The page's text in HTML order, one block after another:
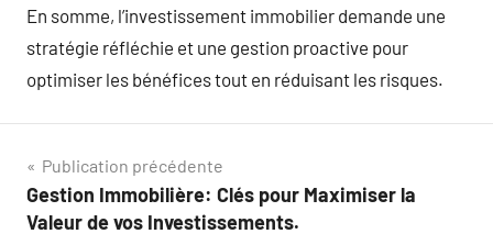
En somme, l’investissement immobilier demande une
stratégie réfléchie et une gestion proactive pour
optimiser les bénéfices tout en réduisant les risques.
Navigation
de
Publication précédente
Gestion Immobilière: Clés pour Maximiser la
Valeur de vos Investissements.